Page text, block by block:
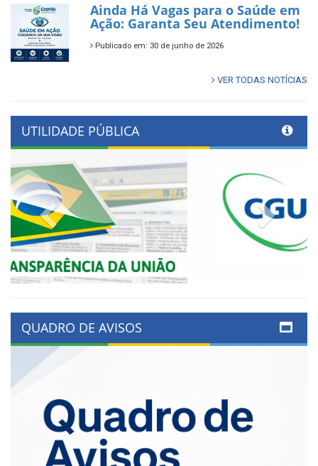
Ainda Há Vagas para o Saúde em
Ação: Garanta Seu Atendimento!
Publicado em: 30 de junho de 2026
VER TODAS NOTÍCIAS
UTILIDADE PÚBLICA
Previous Next
QUADRO DE AVISOS